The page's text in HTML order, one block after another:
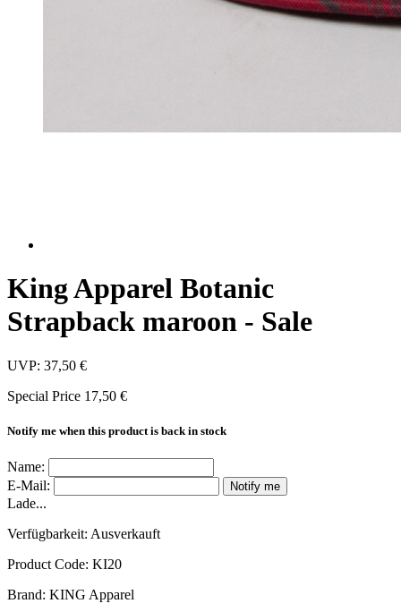
King Apparel Botanic
Strapback maroon - Sale
UVP: 37,50 €
Special Price 17,50 €
Notify me when this product is back in stock
Name:
E-Mail:
Notify me
Lade...
Verfügbarkeit: Ausverkauft
Product Code: KI20
Brand: KING Apparel